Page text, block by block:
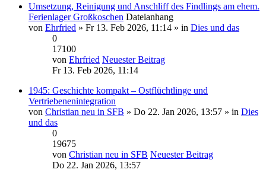
Umsetzung, Reinigung und Anschliff des Findlings am ehem.
Ferienlager Großkoschen Dateianhang
von Ehrfried » Fr 13. Feb 2026, 11:14 » in Dies und das
0
17100
von Ehrfried Neuester Beitrag
Fr 13. Feb 2026, 11:14
1945: Geschichte kompakt – Ostflüchtlinge und
Vertriebenenintegration
von Christian neu in SFB » Do 22. Jan 2026, 13:57 » in Dies
und das
0
19675
von Christian neu in SFB Neuester Beitrag
Do 22. Jan 2026, 13:57